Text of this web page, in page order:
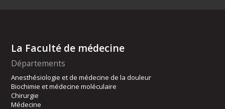
La Faculté de médecine
Départements
Anesthésiologie et de médecine de la douleur
Biochimie et médecine moléculaire
Chirurgie
Médecine